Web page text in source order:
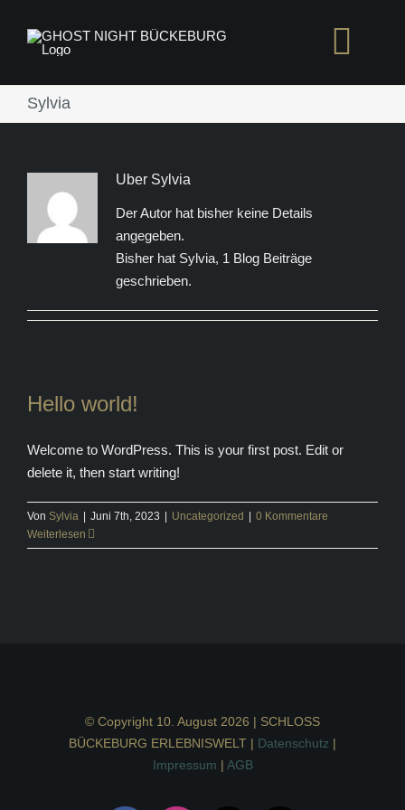
Inhalt
springen
START
Sylvia
Über Sylvia
Der Autor hat bisher keine Details
angegeben.
Bisher hat Sylvia, 1 Blog Beiträge
geschrieben.
Hello world!
Welcome to WordPress. This is your first post. Edit or
delete it, then start writing!
Von Sylvia Juni 7th, 2023 Uncategorized
0 Kommentare
Weiterlesen
© Copyright 10. August 2026 | SCHLOSS
BÜCKEBURG ERLEBNISWELT | Datenschutz |
Impressum | AGB